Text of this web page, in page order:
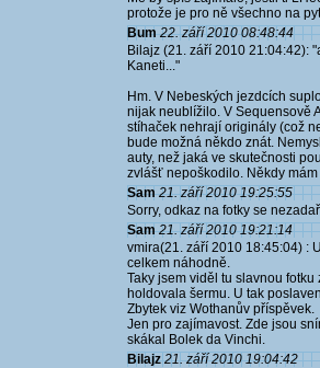
protože je pro ně všechno na
Bum 22. září 2010 08:48:44
Bilajz (21. září 2010 21:04:42):
Kaneti..."
Hm. V Nebeských jezdcích
nijak neublížilo. V Sequensově
stíhaček nehrají originály (což
bude možná někdo znát.
auty, než jaká ve skutečnosti
zvlášť nepoškodilo. Někdy
Sam 21. září 2010 19:25:55
Sorry, odkaz na fotky se
Sam 21. září 2010 19:21:14
vmira(21. září 2010 18:45:04) :
celkem náhodně.
Taky jsem viděl tu slavnou
holdovala šermu. U tak
Zbytek viz Wothanův příspěvek.
Jen pro zajímavost. Zde jsou
skákal Bolek da Vinchi.
Bilajz 21. září 2010 19:04:42